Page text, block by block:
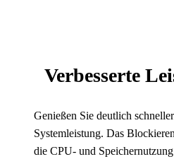
Verbesserte
Genießen Sie deutlich
Systemleistung. Das
die CPU- und